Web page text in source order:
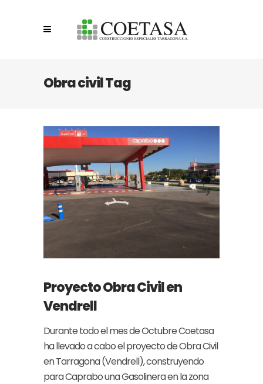
Obra civil Tag
Proyecto Obra Civil en
Vendrell
Durante todo el mes de Octubre Coetasa
ha llevado a cabo el proyecto de Obra Civil
en Tarragona (Vendrell), construyendo
para Caprabo una Gasolinera en la zona